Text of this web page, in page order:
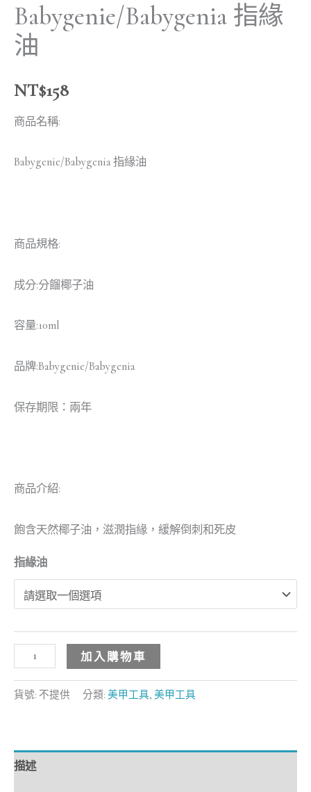
Babygenie/Babygenia 指緣
油
NT$158
商品名稱:
Babygenie/Babygenia 指緣油
商品規格:
成分:分餾椰子油
容量:10ml
品牌:Babygenie/Babygenia
保存期限：兩年
商品介紹:
飽含天然椰子油，滋潤指緣，緩解倒刺和死皮
指緣油
加入購物車
貨號: 不提供 分類: 美甲工具, 美甲工具
描述